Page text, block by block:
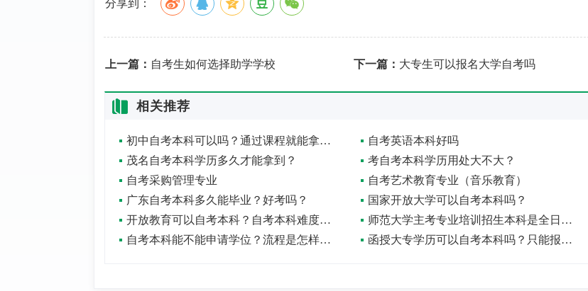
分享到：
上一篇： 自考生如何选择助学学校 下一篇： 大专生可以报名大学自考吗
相关推荐
初中自考本科可以吗？通过课程就能拿到毕业证吗？
自考英语本科好吗
茂名自考本科学历多久才能拿到？
考自考本科学历用处大不大？
自考采购管理专业
自考艺术教育专业（音乐教育）
广东自考本科多久能毕业？好考吗？
国家开放大学可以自考本科吗？
开放教育可以自考本科？自考本科难度怎样？
师范大学主考专业培训招生本科是全日制的吗？
自考本科能不能申请学位？流程是怎样的？
函授大专学历可以自考本科吗？只能报对口的专业吗？